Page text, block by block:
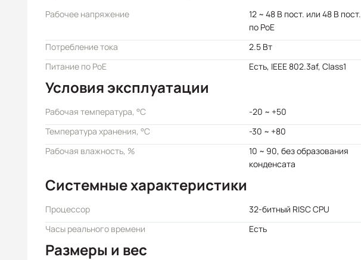
Рабочее напряжение
12 ~ 48 В пост. или 48 В пост.
по PoE
Потребление тока
2.5 Вт
Питание по PoE
Есть, IEEE 802.3af, Class1
Условия эксплуатации
Рабочая температура, °C
-20 ~ +50
Температура хранения, °C
-30 ~ +80
Рабочая влажность, %
10 ~ 90, без образования
конденсата
Системные характеристики
Процессор
32-битный RISC CPU
Часы реального времени
Есть
Размеры и вес